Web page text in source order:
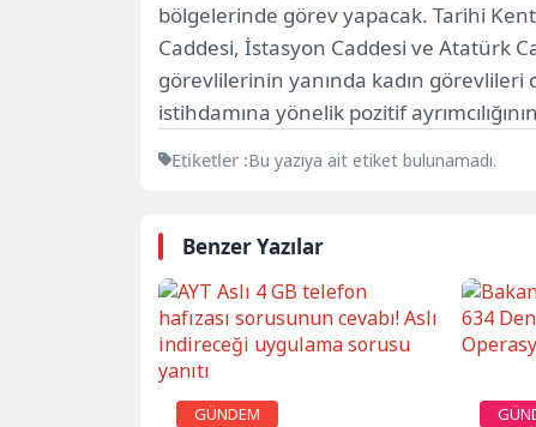
bölgelerinde görev yapacak. Tarihi
Caddesi, İstasyon Caddesi ve Atatürk
görevlilerinin yanında kadın
istihdamına yönelik pozitif
Etiketler :Bu yazıya ait etiket bulunamadı.
Benzer Yazılar
GÜNDEM